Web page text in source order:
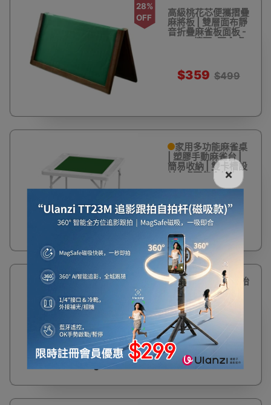
28%
OFF
高級桃花芯便攜摺疊
麻將板 | 雙層面布靜
音折疊麻雀板面板 -
80cm檯面 (不含桌
$359 $499
家用多功能麻雀桌
| 塑膠手動麻雀台 |
簡易收納 | 雙卡槽設
計 | 桌面包含絨布 -
102*102cm - 加寬
$599
家用摺疊合金麻將枱
| 附柔絨布面桌 | X
型摺疊腳
$399
×